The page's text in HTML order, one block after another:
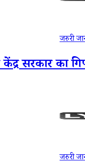
जरुरी
सरकार का
जरुरी